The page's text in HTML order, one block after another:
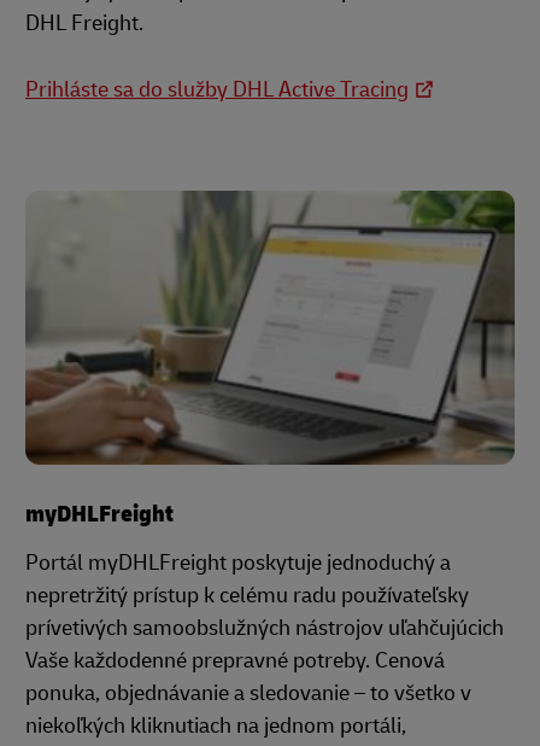
DHL Freight.
Prihláste sa do služby DHL Active Tracing
myDHLFreight
Portál myDHLFreight poskytuje jednoduchý a
nepretržitý prístup k celému radu používateľsky
prívetivých samoobslužných nástrojov uľahčujúcich
Vaše každodenné prepravné potreby. Cenová
ponuka, objednávanie a sledovanie – to všetko v
niekoľkých kliknutiach na jednom portáli,